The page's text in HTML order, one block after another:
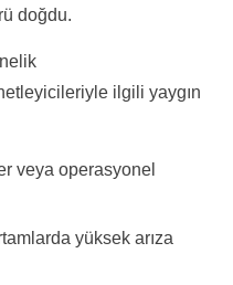
doğdu.
ilgili yaygın
veya operasyonel
yüksek arıza